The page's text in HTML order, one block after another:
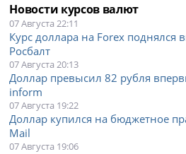
Новости курсов валют
07 Августа 22:11
Курс доллара на Forex поднялся
Росбалт
07 Августа 20:13
Доллар превысил 82 рубля
inform
07 Августа 19:22
Доллар купился на бюджетное
Mail
07 Августа 19:06